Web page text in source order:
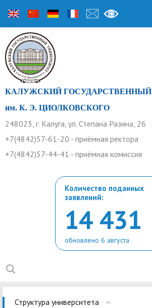
КАЛУЖСКИЙ ГОСУДАРСТВЕННЫЙ
им. К. Э. ЦИОЛКОВСКОГО
248023, г. Калуга, ул. Степана Разина, 26
+7(4842)57-61-20 - приёмная ректора
+7(4842)57-44-41 - приёмная комиссия
Количество поданных
заявлений:
14 431
обновлено 6 августа
Структура университета